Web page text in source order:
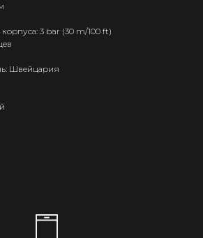
3 bar (30 m/100 ft)
Швейцария